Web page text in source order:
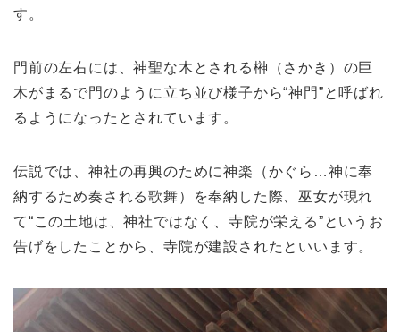
す。
門前の左右には、神聖な木とされる榊（さかき）の巨
木がまるで門のように立ち並び様子から“神門”と呼ばれ
るようになったとされています。
伝説では、神社の再興のために神楽（かぐら…神に奉
納するため奏される歌舞）を奉納した際、巫女が現れ
て“この土地は、神社ではなく、寺院が栄える”というお
告げをしたことから、寺院が建設されたといいます。